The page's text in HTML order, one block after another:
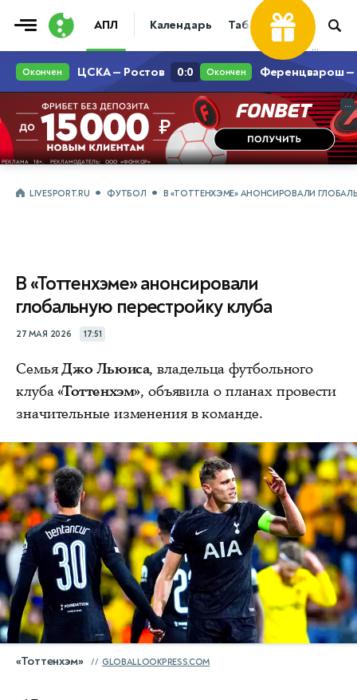
АПЛ Календарь Таблица Прогнозы
...
...
LIVESPORT.RU ФУТБОЛ В «ТОТТЕНХЭМЕ» АНОНСИРОВАЛИ
В «Тоттенхэме» анонсировали
глобальную перестройку клуба
27 МАЯ 2026 17:51
СемьяДжо Льюиса, владельца футбольного
клуба«Тоттенхэм», объявила о планах провести
значительные изменения в команде.
«Тоттенхэм» GLOBALLOOKPRESS.COM